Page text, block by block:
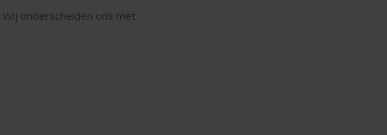
onderscheiden ons met: